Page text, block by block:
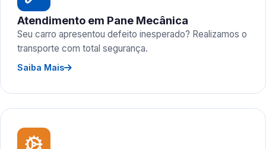
Atendimento em Pane Mecânica
Seu carro apresentou defeito inesperado? Realizamos o
transporte com total segurança.
Saiba Mais